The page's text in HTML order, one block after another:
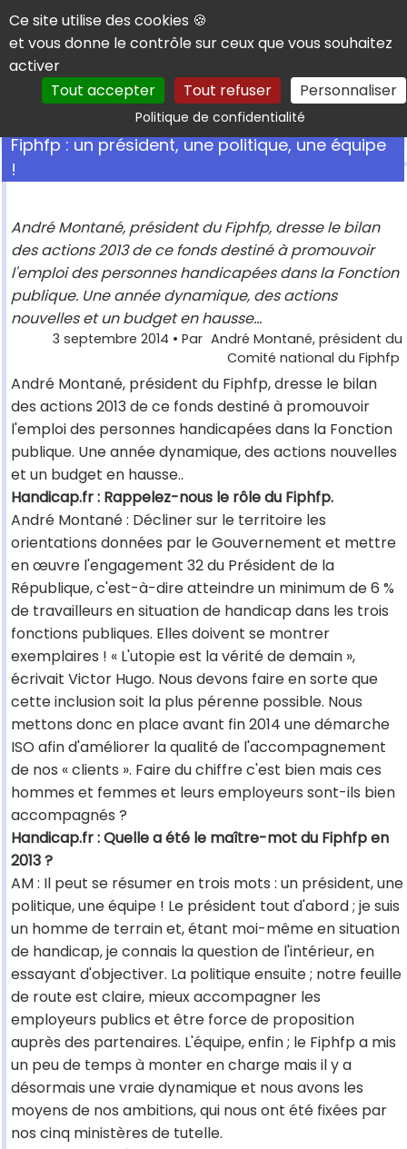
Panneau de gestion des cookies
Ce site utilise des cookies 🍪
et vous donne le contrôle sur ceux que vous souhaitez
activer
Tout accepter
Tout refuser Personnaliser
Politique de confidentialitéRechercher
Fiphfp : un président, une politique, une équipe
!
André Montané, président du Fiphfp, dresse le bilan
des actions 2013 de ce fonds destiné à promouvoir
l'emploi des personnes handicapées dans la Fonction
publique. Une année dynamique, des actions
nouvelles et un budget en hausse...
3 septembre 2014 • Par André Montané, président du
Comité national du Fiphfp
André Montané, président du Fiphfp, dresse le bilan
des actions 2013 de ce fonds destiné à promouvoir
l'emploi des personnes handicapées dans la Fonction
publique. Une année dynamique, des actions nouvelles
et un budget en hausse..
Handicap.fr : Rappelez-nous le rôle du Fiphfp.
André Montané : Décliner sur le territoire les
orientations données par le Gouvernement et mettre
en œuvre l'engagement 32 du Président de la
République, c'est-à-dire atteindre un minimum de 6 %
de travailleurs en situation de handicap dans les trois
fonctions publiques. Elles doivent se montrer
exemplaires ! « L'utopie est la vérité de demain »,
écrivait Victor Hugo. Nous devons faire en sorte que
cette inclusion soit la plus pérenne possible. Nous
mettons donc en place avant fin 2014 une démarche
ISO afin d'améliorer la qualité de l'accompagnement
de nos « clients ». Faire du chiffre c'est bien mais ces
hommes et femmes et leurs employeurs sont-ils bien
accompagnés ?
Handicap.fr : Quelle a été le maître-mot du Fiphfp en
2013 ?
AM : Il peut se résumer en trois mots : un président, une
politique, une équipe ! Le président tout d'abord ; je suis
un homme de terrain et, étant moi-même en situation
de handicap, je connais la question de l'intérieur, en
essayant d'objectiver. La politique ensuite ; notre feuille
de route est claire, mieux accompagner les
employeurs publics et être force de proposition
auprès des partenaires. L'équipe, enfin ; le Fiphfp a mis
un peu de temps à monter en charge mais il y a
désormais une vraie dynamique et nous avons les
moyens de nos ambitions, qui nous ont été fixées par
nos cinq ministères de tutelle.